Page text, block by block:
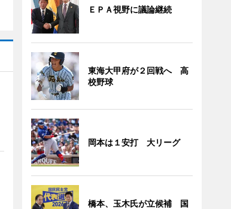
ＥＰＡ視野に議論継続
東海大甲府が２回戦へ 高
校野球
岡本は１安打 大リーグ
橋本、玉木氏が立候補 国